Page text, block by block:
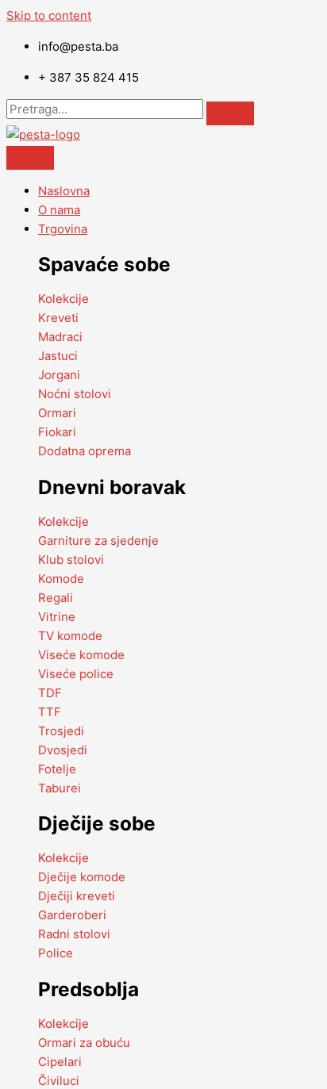
Skip to content
info@pesta.ba
+ 387 35 824 415
Naslovna
O nama
Trgovina
Spavaće sobe
Kolekcije
Kreveti
Madraci
Jastuci
Jorgani
Noćni stolovi
Ormari
Fiokari
Dodatna oprema
Dnevni boravak
Kolekcije
Garniture za sjedenje
Klub stolovi
Komode
Regali
Vitrine
TV komode
Viseće komode
Viseće police
TDF
TTF
Trosjedi
Dvosjedi
Fotelje
Taburei
Dječije sobe
Kolekcije
Dječije komode
Dječiji kreveti
Garderoberi
Radni stolovi
Police
Predsoblja
Kolekcije
Ormari za obuću
Cipelari
Čiviluci